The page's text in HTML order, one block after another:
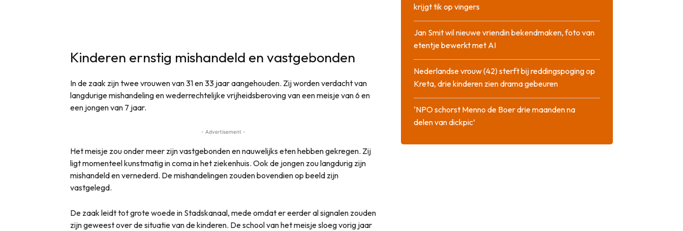
Kinderen ernstig mishandeld en vastgebonden
In de zaak zijn twee vrouwen van 31 en 33 jaar aangehouden. Zij worden verdacht van
langdurige mishandeling en wederrechtelijke vrijheidsberoving van een meisje van 6 en
een jongen van 7 jaar.
- Advertisement -
Het meisje zou onder meer zijn vastgebonden en nauwelijks eten hebben gekregen. Zij
ligt momenteel kunstmatig in coma in het ziekenhuis. Ook de jongen zou langdurig zijn
mishandeld en vernederd. De mishandelingen zouden bovendien op beeld zijn
vastgelegd.
De zaak leidt tot grote woede in Stadskanaal, mede omdat er eerder al signalen zouden
zijn geweest over de situatie van de kinderen. De school van het meisje sloeg vorig jaar
krijgt tik op vingers
Jan Smit wil nieuwe vriendin bekendmaken, foto van
etentje bewerkt met AI
Nederlandse vrouw (42) sterft bij reddingspoging op
Kreta, drie kinderen zien drama gebeuren
‘NPO schorst Menno de Boer drie maanden na
delen van dickpic’